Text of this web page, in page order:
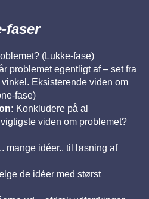
faser
(Lukke-fase)
problemet egentligt af – set fra
Eksisterende viden om
fase)
Konkludere på al
viden om problemet?
mange idéer.. til løsning af
de idéer med størst